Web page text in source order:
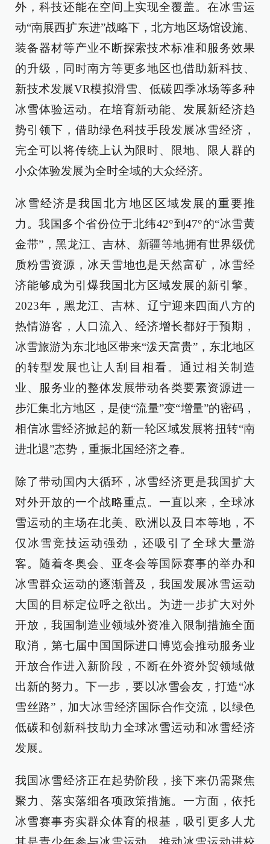
外，科技还能在空间上实现全覆盖。在冰雪运
动“南展西扩东进”战略下，北方地区场馆设施、
装备器材等产业不断探索技术标准和服务效果
的升级，同时南方等更多地区也借助新科技、
新技术发展VR模拟滑雪、低碳四季冰场等多种
冰雪体验运动。在培育新动能、发展新经济趋
势引领下，借助绿色科技手段发展冰雪经济，
完全可以将传统上认为限时、限地、限人群的
小众体验发展为全时全域的大众经济。
冰雪经济是我国北方地区区域发展的重要推
力。我国多个省份位于北纬42°到47°的“冰雪黄
金带”，黑龙江、吉林、新疆等地拥有世界级优
质粉雪资源，冰天雪地也是天然富矿，冰雪经
济能够成为引爆我国北方区域发展的新引擎。
2023年，黑龙江、吉林、辽宁迎来四面八方的
热情游客，人口流入、经济增长都好于预期，
冰雪旅游为东北地区带来“泼天富贵”，东北地区
的转型发展也让人刮目相看。通过相关制造
业、服务业的整体发展带动各类要素资源进一
步汇集北方地区，是使“流量”变“增量”的密码，
相信冰雪经济掀起的新一轮区域发展将扭转“南
进北退”态势，重振北国经济之春。
除了带动国内大循环，冰雪经济更是我国扩大
对外开放的一个战略重点。一直以来，全球冰
雪运动的主场在北美、欧洲以及日本等地，不
仅冰雪竞技运动强劲，还吸引了全球大量游
客。随着冬奥会、亚冬会等国际赛事的举办和
冰雪群众运动的逐渐普及，我国发展冰雪运动
大国的目标定位呼之欲出。为进一步扩大对外
开放，我国制造业领域外资准入限制措施全面
取消，第七届中国国际进口博览会推动服务业
开放合作进入新阶段，不断在外资外贸领域做
出新的努力。下一步，要以冰雪会友，打造“冰
雪丝路”，加大冰雪经济国际合作交流，以绿色
低碳和创新科技助力全球冰雪运动和冰雪经济
发展。
我国冰雪经济正在起势阶段，接下来仍需聚焦
聚力、落实落细各项政策措施。一方面，依托
冰雪赛事夯实群众体育的根基，吸引更多人尤